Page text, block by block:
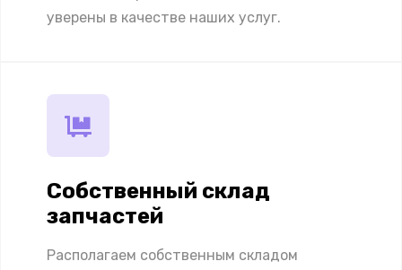
уверены в качестве наших услуг.
Собственный склад
запчастей
Располагаем собственным складом